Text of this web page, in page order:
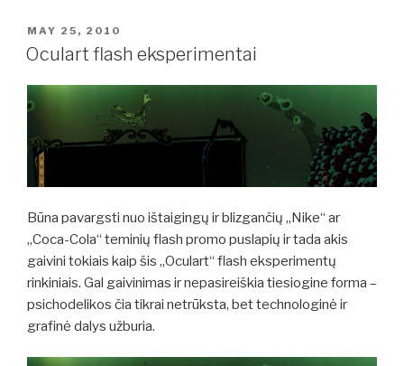
POSTED
ON
MAY 25, 2010
Oculart flash eksperimentai
Būna pavargsti nuo ištaigingų ir blizgančių „Nike“ ar
„Coca-Cola“ teminių flash promo puslapių ir tada akis
gaivini tokiais kaip šis „Oculart“ flash eksperimentų
rinkiniais. Gal gaivinimas ir nepasireiškia tiesiogine forma –
psichodelikos čia tikrai netrūksta, bet technologinė ir
grafinė dalys užburia.